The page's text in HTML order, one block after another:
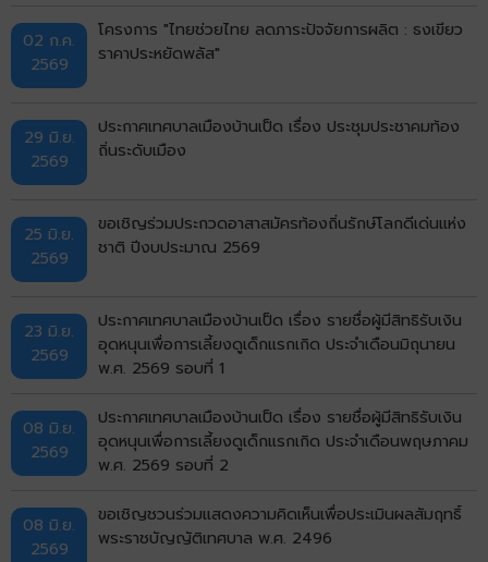
02 ก.ค.
2569
โครงการ "ไทยช่วยไทย ลดภาระปัจจัยการผลิต : ธงเขียว
ราคาประหยัดพลัส"
29 มิ.ย.
2569
ประกาศเทศบาลเมืองบ้านเป็ด เรื่อง ประชุมประชาคมท้อง
ถิ่นระดับเมือง
25 มิ.ย.
2569
ขอเชิญร่วมประกวดอาสาสมัครท้องถิ่นรักษ์โลกดีเด่นแห่ง
ชาติ ปีงบประมาณ 2569
23 มิ.ย.
2569
ประกาศเทศบาลเมืองบ้านเป็ด เรื่อง รายชื่อผู้มีสิทธิรับเงิน
อุดหนุนเพื่อการเลี้ยงดูเด็กแรกเกิด ประจำเดือนมิถุนายน
พ.ศ. 2569 รอบที่ 1
08 มิ.ย.
2569
ประกาศเทศบาลเมืองบ้านเป็ด เรื่อง รายชื่อผู้มีสิทธิรับเงิน
อุดหนุนเพื่อการเลี้ยงดูเด็กแรกเกิด ประจำเดือนพฤษภาคม
พ.ศ. 2569 รอบที่ 2
08 มิ.ย.
2569
ขอเชิญชวนร่วมแสดงความคิดเห็นเพื่อประเมินผลสัมฤทธิ์
พระราชบัญญัติเทศบาล พ.ศ. 2496